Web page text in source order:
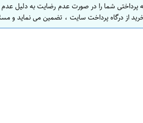
پرداختی شما را در صورت عدم رضایت به دلیل
از درگاه پرداخت سایت ، تضمین می نماید و